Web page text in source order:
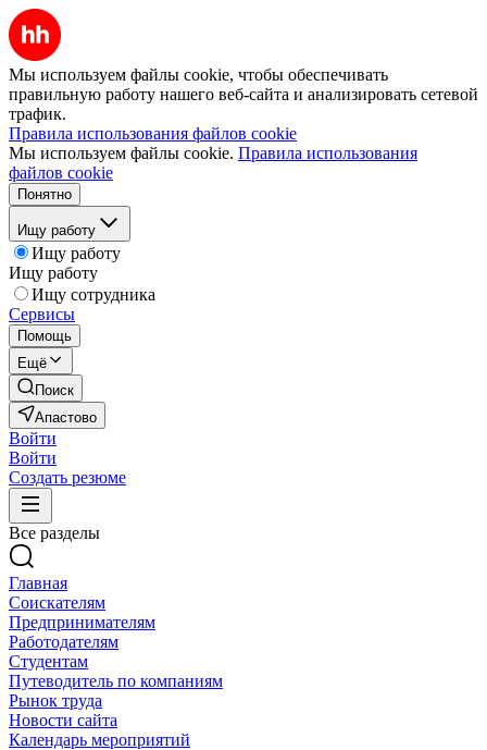
Мы используем файлы cookie, чтобы обеспечивать
правильную работу нашего веб-сайта и анализировать сетевой
трафик.
Правила использования файлов cookie
Мы используем файлы cookie. Правила использования
файлов cookie
Понятно
Ищу работу
Ищу работу
Ищу работу
Ищу сотрудника
Сервисы
Помощь
Ещё
Поиск
Апастово
Войти
Войти
Создать резюме
Все разделы
Главная
Соискателям
Предпринимателям
Работодателям
Студентам
Путеводитель по компаниям
Рынок труда
Новости сайта
Календарь мероприятий